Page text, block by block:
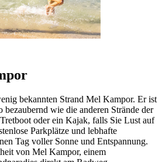
bekannten Strand Mel Kampor. Er ist
bezaubernd wie die anderen Strände der
oder ein Kajak, falls Sie Lust auf
Parkplätze und lebhafte
Tag voller Sonne und Entspannung.
von Mel Kampor, einem